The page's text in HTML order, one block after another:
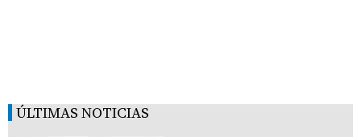
ÚLTIMAS NOTICIAS